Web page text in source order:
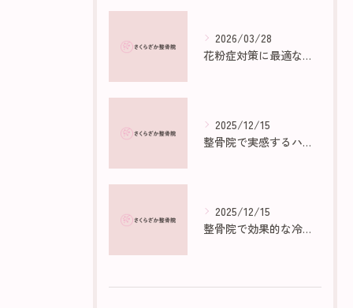
2026/03/28
花粉症対策に最適な部屋作りのポイント
2025/12/15
整骨院で実感するハイボルトの効果と仕組み
2025/12/15
整骨院で効果的な冷え性マッサージ法